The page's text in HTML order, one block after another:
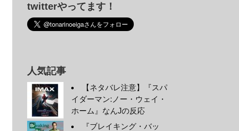
twitterやってます！
人気記事
【ネタバレ注意】『スパ
イダーマン:ノー・ウェイ・
ホーム』なんJの反応
『ブレイキング・バッ